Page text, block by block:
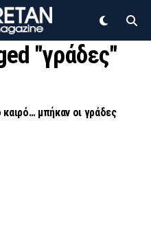
"γράδες"
καιρό… μπήκαν οι γράδες